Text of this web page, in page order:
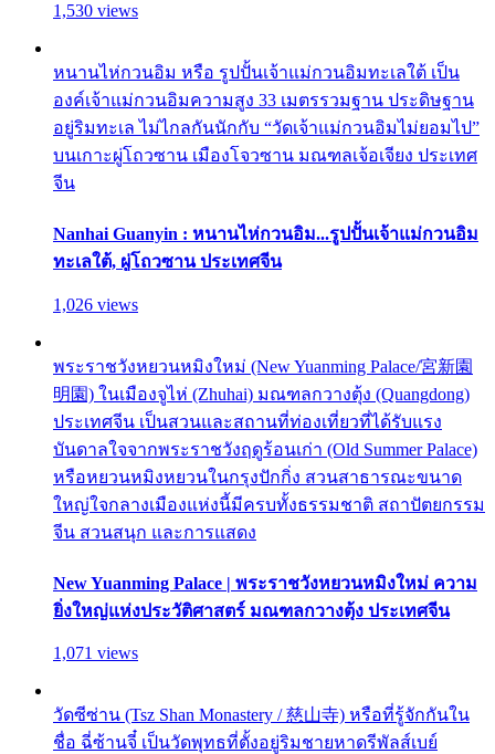
1,530 views
หนานไห่กวนอิม หรือ รูปปั้นเจ้าแม่กวนอิมทะเลใต้ เป็น
องค์เจ้าแม่กวนอิมความสูง 33 เมตรรวมฐาน ประดิษฐาน
อยู่ริมทะเล ไม่ไกลกันนักกับ “วัดเจ้าแม่กวนอิมไม่ยอมไป”
บนเกาะผู่โถวซาน เมืองโจวซาน มณฑลเจ้อเจียง ประเทศ
จีน
Nanhai Guanyin : หนานไห่กวนอิม...รูปปั้นเจ้าแม่กวนอิม
ทะเลใต้, ผู่โถวซาน ประเทศจีน
1,026 views
พระราชวังหยวนหมิงใหม่ (New Yuanming Palace/宮新園
明園) ในเมืองจูไห่ (Zhuhai) มณฑลกวางตุ้ง (Quangdong)
ประเทศจีน เป็นสวนและสถานที่ท่องเที่ยวที่ได้รับแรง
บันดาลใจจากพระราชวังฤดูร้อนเก่า (Old Summer Palace)
หรือหยวนหมิงหยวนในกรุงปักกิ่ง สวนสาธารณะขนาด
ใหญ่ใจกลางเมืองแห่งนี้มีครบทั้งธรรมชาติ สถาปัตยกรรม
จีน สวนสนุก และการแสดง
New Yuanming Palace | พระราชวังหยวนหมิงใหม่ ความ
ยิ่งใหญ่แห่งประวัติศาสตร์ มณฑลกวางตุ้ง ประเทศจีน
1,071 views
วัดซีซ่าน (Tsz Shan Monastery / 慈山寺) หรือที่รู้จักกันใน
ชื่อ ฉี่ซ้านจี๋ เป็นวัดพุทธที่ตั้งอยู่ริมชายหาดรีพัลส์เบย์